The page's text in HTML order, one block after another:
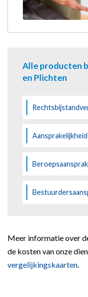
Alle producten
en Plichten
Meer informatie over
de kosten van onze
vergelijkingskaarten